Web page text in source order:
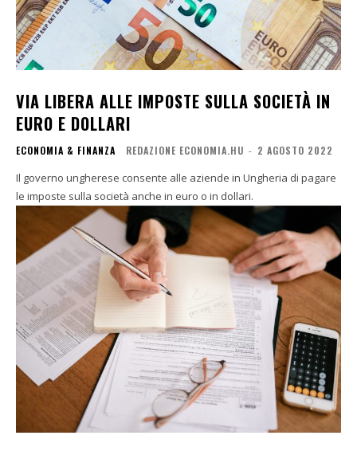
VIA LIBERA ALLE IMPOSTE SULLA SOCIETÀ IN
EURO E DOLLARI
ECONOMIA & FINANZA REDAZIONE ECONOMIA.HU - 2 AGOSTO 2022
Il governo ungherese consente alle aziende in Ungheria di pagare
le imposte sulla società anche in euro o in dollari.